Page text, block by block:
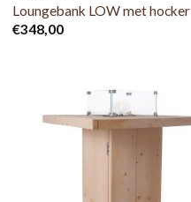
Loungebank LOW met hocker
€348,00